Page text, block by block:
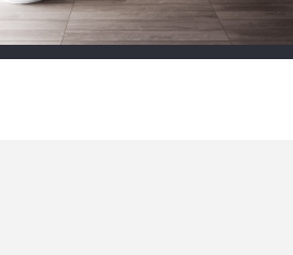
Посмотреть все проекты